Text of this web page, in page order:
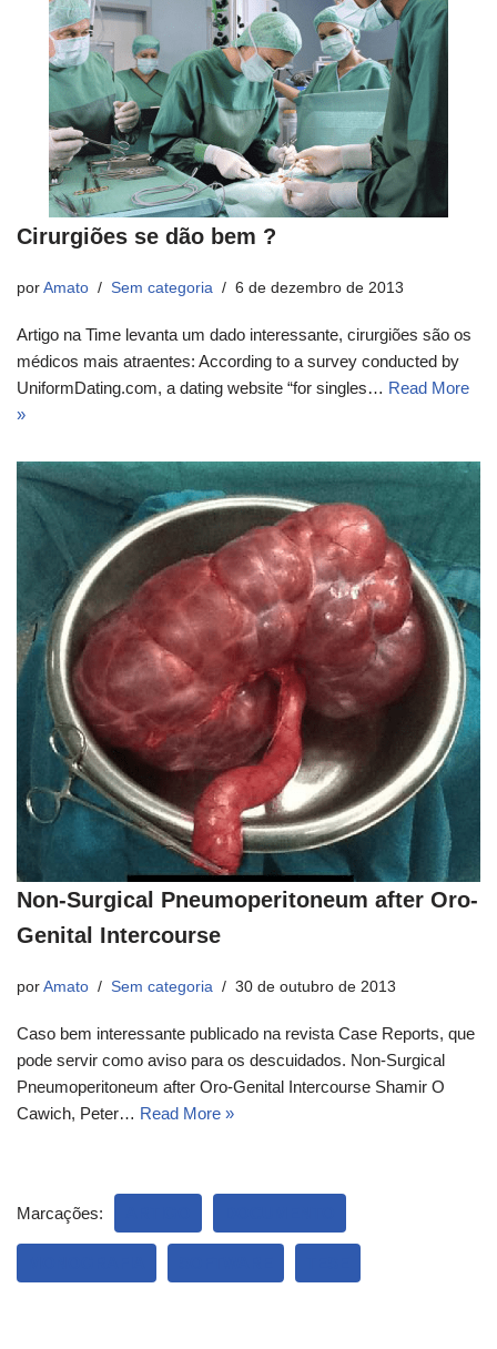
Cirurgiões se dão bem ?
por Amato Sem categoria 6 de dezembro de 2013
Artigo na Time levanta um dado interessante, cirurgiões são os
médicos mais atraentes: According to a survey conducted by
UniformDating.com, a dating website “for singles… Read More
»
Non-Surgical Pneumoperitoneum after Oro-
Genital Intercourse
por Amato Sem categoria 30 de outubro de 2013
Caso bem interessante publicado na revista Case Reports, que
pode servir como aviso para os descuidados. Non-Surgical
Pneumoperitoneum after Oro-Genital Intercourse Shamir O
Cawich, Peter… Read More »
Marcações: